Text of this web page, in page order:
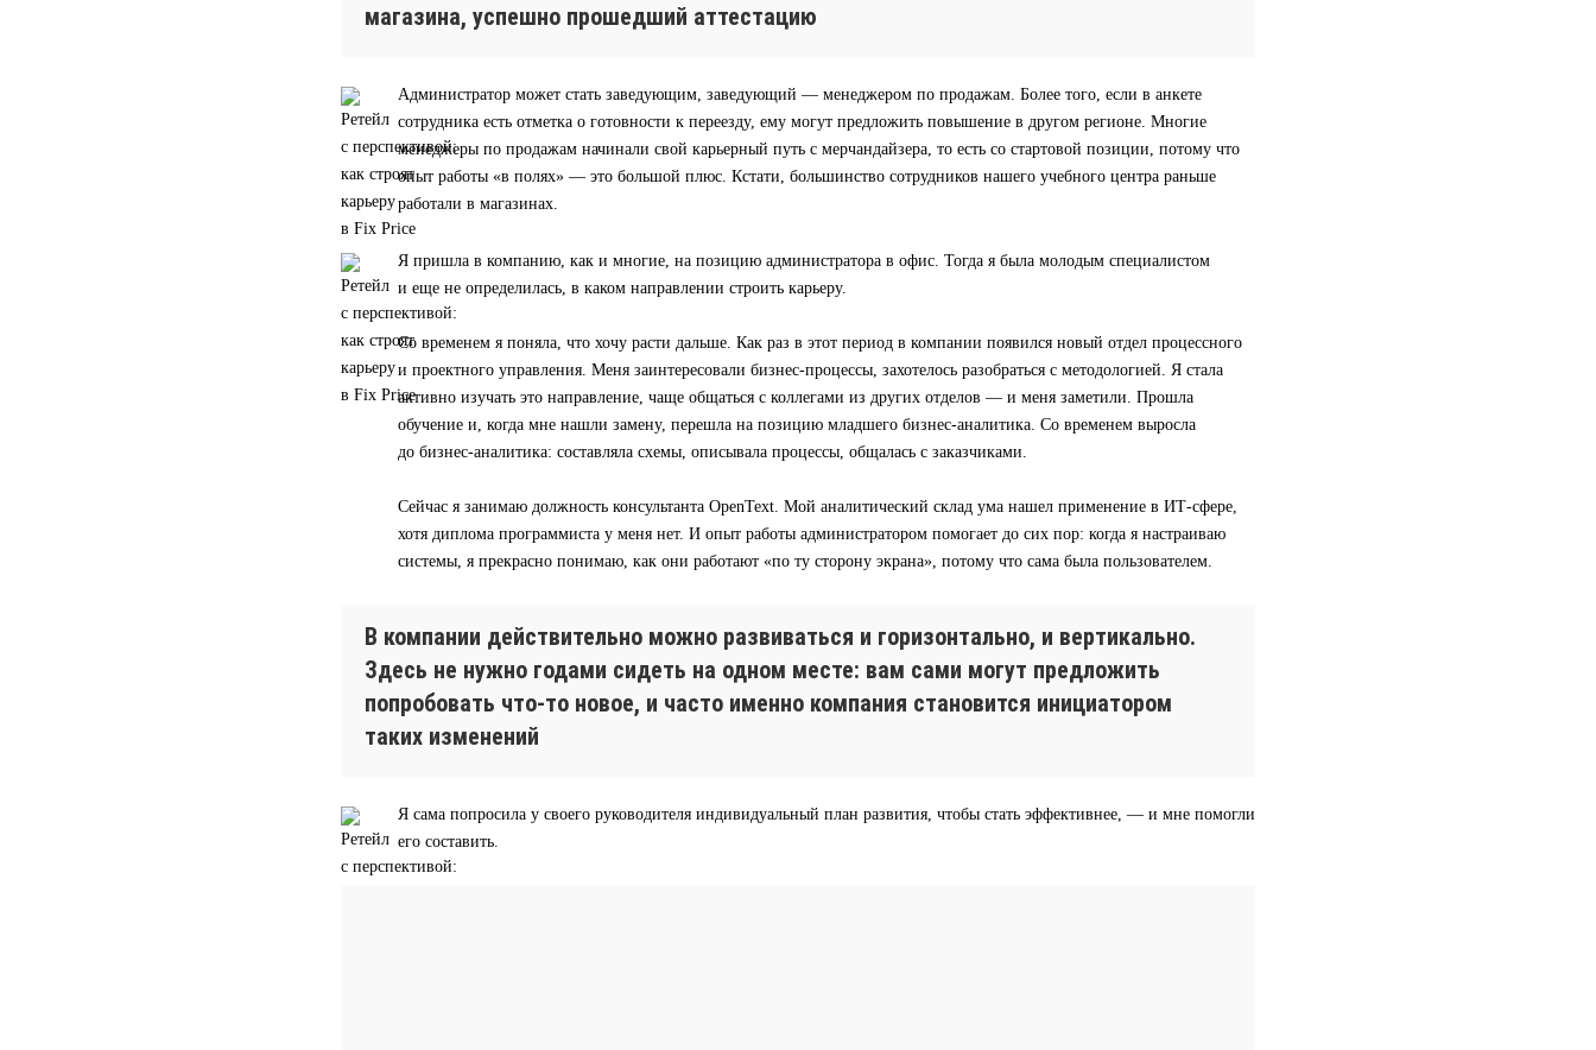
магазина, успешно прошедший аттестацию
Администратор может стать заведующим, заведующий — менеджером по продажам. Более того, если в анкете
сотрудника есть отметка о готовности к переезду, ему могут предложить повышение в другом регионе. Многие
менеджеры по продажам начинали свой карьерный путь с мерчандайзера, то есть со стартовой позиции, потому что
опыт работы «в полях» — это большой плюс. Кстати, большинство сотрудников нашего учебного центра раньше
работали в магазинах.
Я пришла в компанию, как и многие, на позицию администратора в офис. Тогда я была молодым специалистом
и еще не определилась, в каком направлении строить карьеру.
Со временем я поняла, что хочу расти дальше. Как раз в этот период в компании появился новый отдел процессного
и проектного управления. Меня заинтересовали бизнес-процессы, захотелось разобраться с методологией. Я стала
активно изучать это направление, чаще общаться с коллегами из других отделов — и меня заметили. Прошла
обучение и, когда мне нашли замену, перешла на позицию младшего бизнес-аналитика. Со временем выросла
до бизнес-аналитика: составляла схемы, описывала процессы, общалась с заказчиками.
Сейчас я занимаю должность консультанта OpenText. Мой аналитический склад ума нашел применение в ИТ-сфере,
хотя диплома программиста у меня нет. И опыт работы администратором помогает до сих пор: когда я настраиваю
системы, я прекрасно понимаю, как они работают «по ту сторону экрана», потому что сама была пользователем.
В компании действительно можно развиваться и горизонтально, и вертикально.
Здесь не нужно годами сидеть на одном месте: вам сами могут предложить
попробовать что-то новое, и часто именно компания становится инициатором
таких изменений
Я сама попросила у своего руководителя индивидуальный план развития, чтобы стать эффективнее, — и мне помогли
его составить.